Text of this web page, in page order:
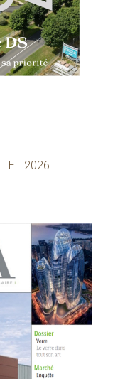
2026